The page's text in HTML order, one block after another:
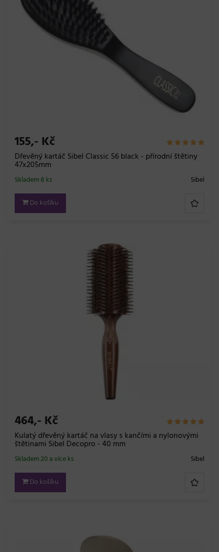
155,- Kč
Dřevěný kartáč Sibel Classic 56 black - přírodní štětiny
47x205mm
Sibel
Skladem 8 ks
Do košíku
464,- Kč
Kulatý dřevěný kartáč na vlasy s kančími a nylonovými
štětinami Sibel Decopro - 40 mm
Sibel
Skladem 20 a více ks
Do košíku